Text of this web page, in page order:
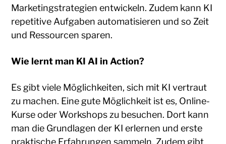
Marketingstrategien entwickeln. Zudem kann KI
repetitive Aufgaben automatisieren und so Zeit
und Ressourcen sparen.
Wie lernt man KI AI in Action?
Es gibt viele Möglichkeiten, sich mit KI vertraut
zu machen. Eine gute Möglichkeit ist es, Online-
Kurse oder Workshops zu besuchen. Dort kann
man die Grundlagen der KI erlernen und erste
praktische Erfahrungen sammeln. Zudem gibt